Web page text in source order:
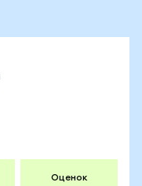
Оценок